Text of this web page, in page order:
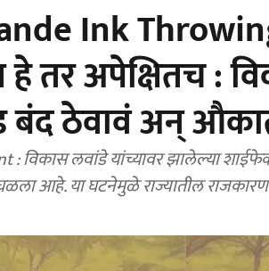
Ink
तर अपेक्षितच :
ठेवावं अन्‌
विकास लवांडे यांच्यावर झालेल्या
आहे. या घटनेमुळे राज्यातील